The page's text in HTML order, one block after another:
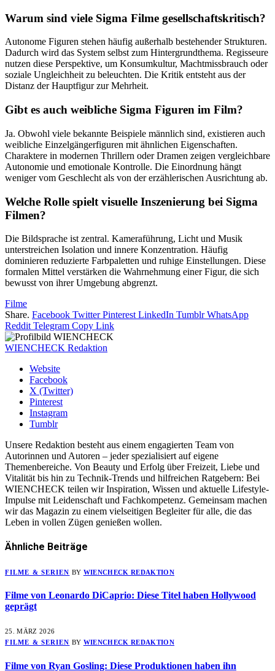
Warum sind viele Sigma Filme gesellschaftskritisch?
Autonome Figuren stehen häufig außerhalb bestehender Strukturen.
Dadurch wird das System selbst zum Hintergrundthema. Regisseure
nutzen diese Perspektive, um Konsumkultur, Machtmissbrauch oder
soziale Ungleichheit zu beleuchten. Die Kritik entsteht aus der
Distanz der Hauptfigur zur Mehrheit.
Gibt es auch weibliche Sigma Figuren im Film?
Ja. Obwohl viele bekannte Beispiele männlich sind, existieren auch
weibliche Einzelgängerfiguren mit ähnlichen Eigenschaften.
Charaktere in modernen Thrillern oder Dramen zeigen vergleichbare
Autonomie und emotionale Kontrolle. Die Einordnung hängt
weniger vom Geschlecht als von der erzählerischen Ausrichtung ab.
Welche Rolle spielt visuelle Inszenierung bei Sigma
Filmen?
Die Bildsprache ist zentral. Kameraführung, Licht und Musik
unterstreichen Isolation und innere Konzentration. Häufig
dominieren reduzierte Farbpaletten und ruhige Einstellungen. Diese
formalen Mittel verstärken die Wahrnehmung einer Figur, die sich
bewusst von ihrer Umgebung abgrenzt.
Filme
Share. Facebook Twitter Pinterest LinkedIn Tumblr WhatsApp
Reddit Telegram Copy Link
WIENCHECK Redaktion
Website
Facebook
X (Twitter)
Pinterest
Instagram
Tumblr
Unsere Redaktion besteht aus einem engagierten Team von
Autorinnen und Autoren – jeder spezialisiert auf eigene
Themenbereiche. Von Beauty und Erfolg über Freizeit, Liebe und
Vitalität bis hin zu Technik-Trends und hilfreichen Ratgebern: Bei
WIENCHECK teilen wir Inspiration, Wissen und aktuelle Lifestyle-
Impulse mit Leidenschaft und Fachkompetenz. Gemeinsam machen
wir das Magazin zu einem vielseitigen Begleiter für alle, die das
Leben in vollen Zügen genießen wollen.
Ähnliche Beiträge
FILME & SERIEN BY WIENCHECK REDAKTION
Filme von Leonardo DiCaprio: Diese Titel haben Hollywood
geprägt
25. MÄRZ 2026
FILME & SERIEN BY WIENCHECK REDAKTION
Filme von Ryan Gosling: Diese Produktionen haben ihn